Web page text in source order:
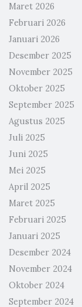
Maret 2026
Februari 2026
Januari 2026
Desember 2025
November 2025
Oktober 2025
September 2025
Agustus 2025
Juli 2025
Juni 2025
Mei 2025
April 2025
Maret 2025
Februari 2025
Januari 2025
Desember 2024
November 2024
Oktober 2024
September 2024